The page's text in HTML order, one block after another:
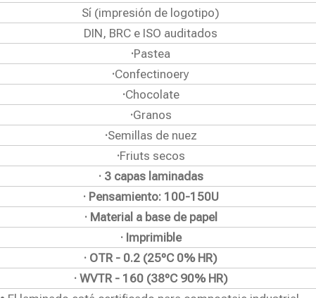
Sí (impresión de logotipo)
DIN, BRC e ISO auditados
·Pastea
·Confectinoery
·Chocolate
·Granos
·Semillas de nuez
·Friuts secos
· 3 capas laminadas
· Pensamiento: 100-150U
· Material a base de papel
· Imprimible
· OTR - 0.2 (25ºC 0% HR)
· WVTR - 160 (38ºC 90% HR)